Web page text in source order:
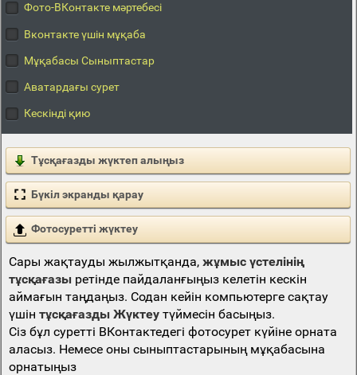
Фото-ВКонтакте мәртебесі
Вконтакте үшін мұқаба
Мұқабасы Сыныптастар
Аватардағы сурет
Кескінді қию
Тұсқағазды жүктеп алыңыз
Бүкіл экранды қарау
Фотосуретті жүктеу
Сары жақтауды жылжытқанда, жұмыс үстелінің
тұсқағазыретінде пайдаланғыңыз келетін кескін
аймағын таңдаңыз. Содан кейін компьютерге сақтау
үшін тұсқағазды Жүктеутүймесін басыңыз.
Сіз бұл суретті ВКонтактедегі фотосурет күйіне орната
аласыз. Немесе оны сыныптастарының мұқабасына
орнатыңыз